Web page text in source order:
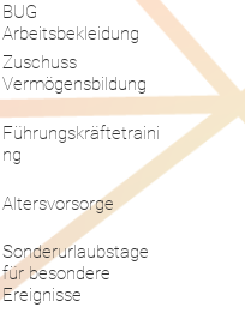
BUG
Arbeitsbekleidung
Zuschuss
Vermögensbildung
Führungskräftetraini
ng
Altersvorsorge
Sonderurlaubstage
für besondere
Ereignisse